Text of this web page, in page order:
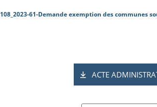
108_2023-61-Demande exemption des communes
ACTE